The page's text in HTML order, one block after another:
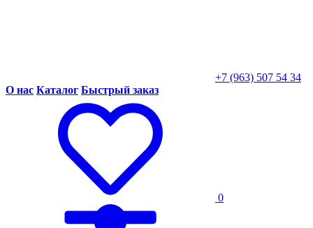
+7 (963) 507 54 34
О нас Каталог Быстрый заказ
0